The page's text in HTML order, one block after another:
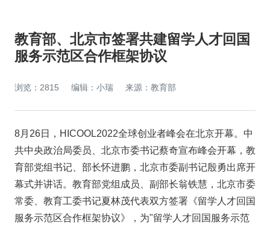
教育部、北京市签署共建留学人才回国
服务示范区合作框架协议
浏览：2815 编辑：小瑞 来源：教育部
8月26日，HICOOL2022全球创业者峰会在北京开幕。中
共中央政治局委员、北京市委书记蔡奇宣布峰会开幕，教
育部党组书记、部长怀进鹏，北京市委副书记殷勇出席开
幕式并讲话。教育部党组成员、副部长翁铁慧，北京市委
常委、教育工委书记夏林茂代表双方签署《留学人才回国
服务示范区合作框架协议》，为"留学人才回国服务示范